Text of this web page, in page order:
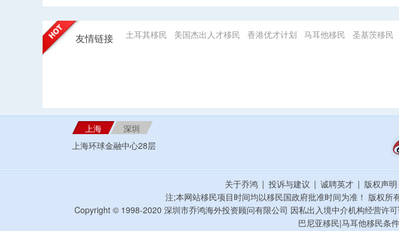
友情链接 土耳其移民 美国杰出人才移民 香港优才计划 马耳他移民 圣基茨移民
上海
深圳
上海环球金融中心28层
关于乔鸿 | 投诉与建议 | 诚聘英才 | 版权声明
注;本网站移民项目时间均以移民国政府批准时间为准！ 版权所
Copyright © 1998-2020 深圳市乔鸿海外投资顾问有限公司 因私出入境中介机构经营许
巴尼亚移民|马耳他移民条